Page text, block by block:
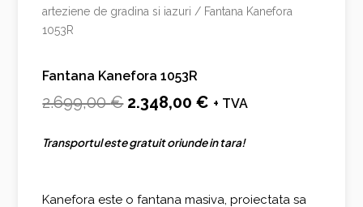
arteziene de gradina si iazuri / Fantana Kanefora
1053R
Fantana Kanefora 1053R
2.699,00€ Prețul
a
2.348,00€ Prețul
+ TVA
Transportul este gratuit oriunde in tara!
Kanefora este o fantana masiva, proiectata sa